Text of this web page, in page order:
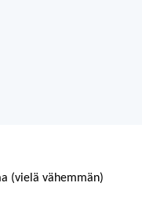
(vielä vähemmän)